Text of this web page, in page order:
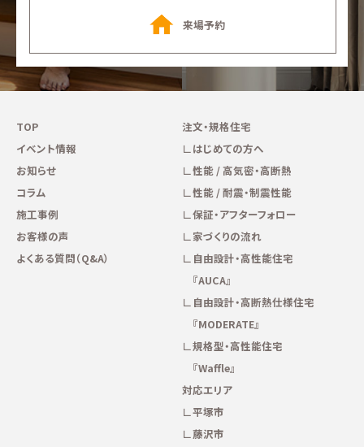
来場予約
TOP
イベント情報
お知らせ
コラム
施工事例
お客様の声
よくある質問（Q&A）
注文・規格住宅
はじめての方へ
性能 / 高気密・高断熱
性能 / 耐震・制震性能
保証・アフターフォロー
家づくりの流れ
自由設計・高性能住宅
『AUCA』
自由設計・高断熱仕様住宅
『MODERATE』
規格型・高性能住宅
『Waffle』
対応エリア
平塚市
藤沢市